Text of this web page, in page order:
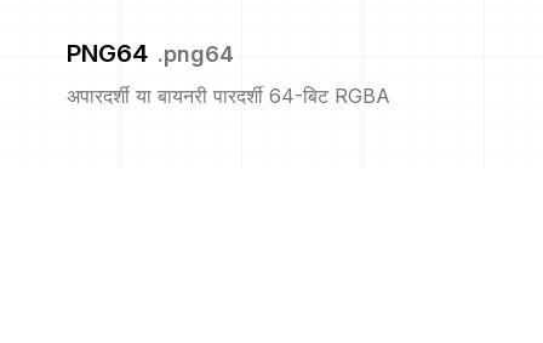
PNG64 .png64
अपारदर्शी या बायनरी पारदर्शी 64-बिट RGBA